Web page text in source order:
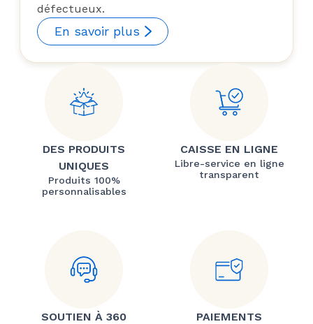
défectueux.
En savoir plus
DES PRODUITS
UNIQUES
Produits 100%
personnalisables
CAISSE EN LIGNE
Libre-service en ligne
transparent
SOUTIEN À 360
PAIEMENTS